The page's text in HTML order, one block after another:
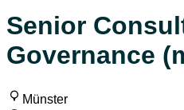
Senior
Governance
Münster